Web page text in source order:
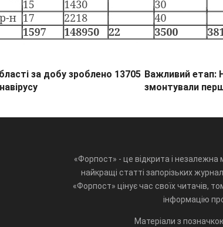
за добу зроблено 13705 Важливий етап:
змонтували
«Форпост» - це відкрита і незалежна
найкращі статті запорізьких
«Форпост» цінує час своїх читачів,
інформацію
Матеріали з